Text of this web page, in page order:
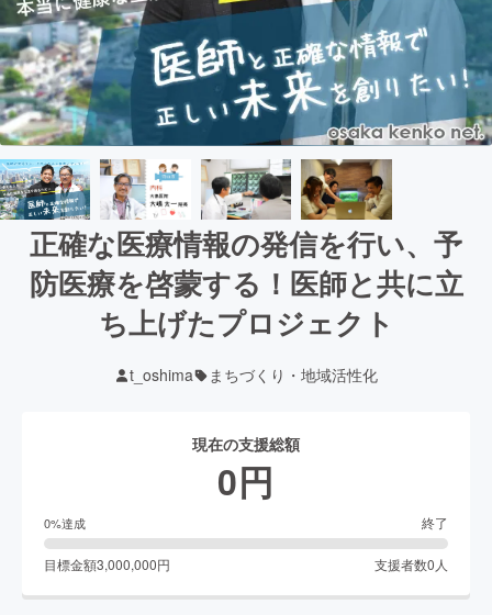
正確な医療情報の発信を行い、予
防医療を啓蒙する！医師と共に立
ち上げたプロジェクト
t_oshima まちづくり・地域活性化
現在の支援総額
0円
0%達成 終了
目標金額3,000,000円 支援者数0 人